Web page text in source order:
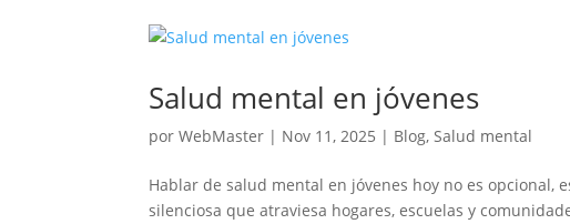
Salud mental en jóvenes
porWebMaster | Nov 11, 2025 | Blog,Salud mental
Hablar de salud mental en jóvenes hoy no es opcional,
silenciosa que atraviesa hogares, escuelas y